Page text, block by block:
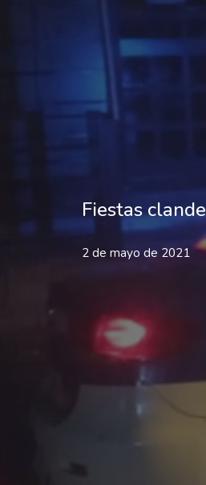
Fiestas
2 de mayo de 2021